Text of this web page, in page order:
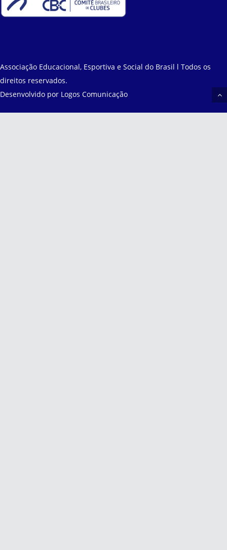
Associação Educacional, Esportiva e Social do Brasil l Todos os
direitos reservados.
Desenvolvido por Logos Comunicação